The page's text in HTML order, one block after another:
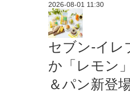
2026-08-01 11:30
セブン‐イレ
か「レモン
＆パン新登